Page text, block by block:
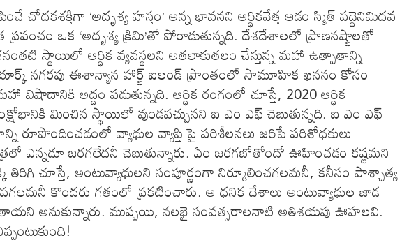
చోదకశక్తిగా ‘అదృశ్య హస్తం’ అన్న భావనని ఆర్థికవేత్త ఆడం స్మిత్ పద్ధెనిమిదవ
ప్రపంచం ఒక ‘అదృశ్య క్రిమి’తో పోరాడుతున్నది. దేశదేశాలలో ప్రాణనష్టాలతో
స్థాయిలో ఆర్ధిక వ్యవస్థలని అతలాకుతలం చేస్తున్న మహా ఉత్పాతాన్ని
నగరపు ఈశాన్యాన హార్ట్ ఐలండ్ ప్రాంతంలో సామూహిక ఖననం కోసం
విషాదానికి అద్దం పడుతున్నది. ఆర్ధిక రంగంలో చూస్తే, 2020 ఆర్ధిక
మించిన స్థాయిలో వుండవచ్చునని ఐ ఎం ఎఫ్ చెబుతున్నది. ఐ ఎం ఎఫ్
రూపొందించడంలో వ్యాధుల వ్యాప్తి పై పరిశీలనలు జరిపే పరిశోధకులు
ఎన్నడూ జరగలేదనీ చెబుతున్నారు. ఏం జరగబోతోందో ఊహించడం కష్టమని
తిరిగి చూస్తే, అంటువ్యాధులని సంపూర్ణంగా నిర్మూలించగలమనీ, కనీసం పాశ్చాత్య
కొందరు గతంలో ప్రకటించారు. ఆ ధనిక దేశాలు అంటువ్యాధుల జాడ
అనుకున్నారు. ముప్ఫయి, నలభై సంవత్సరాలనాటి అతిశయపు ఊహలవి.